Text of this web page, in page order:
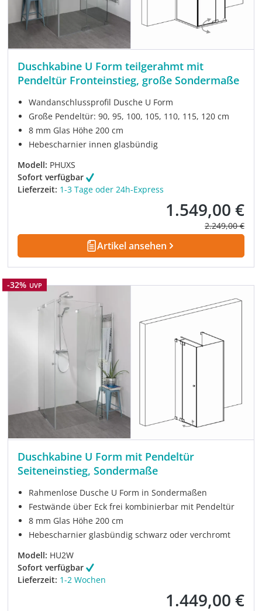
Duschkabine U Form teilgerahmt mit
Pendeltür Fronteinstieg, große Sondermaße
Wandanschlussprofil Dusche U Form
Große Pendeltür: 90, 95, 100, 105, 110, 115, 120 cm
8 mm Glas Höhe 200 cm
Hebescharnier innen glasbündig
Modell: PHUXS
Sofort verfügbar
Lieferzeit: 1-3 Tage oder 24h-Express
Verkaufspreis:
1.549,00 €
Regulärer
2.249,00 €
Artikel ansehen
Rabatt
-32% UVP
Duschkabine U Form mit Pendeltür
Seiteneinstieg, Sondermaße
Rahmenlose Dusche U Form in Sondermaßen
Festwände über Eck frei kombinierbar mit Pendeltür
8 mm Glas Höhe 200 cm
Hebescharnier glasbündig schwarz oder verchromt
Modell: HU2W
Sofort verfügbar
Lieferzeit: 1-2 Wochen
Verkaufspreis:
1.449,00 €